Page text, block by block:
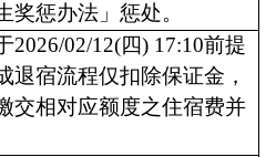
奖惩办法」惩处。
2026/02/12(四) 17:10前提
退宿流程仅扣除保证金，
交相对应额度之住宿费并